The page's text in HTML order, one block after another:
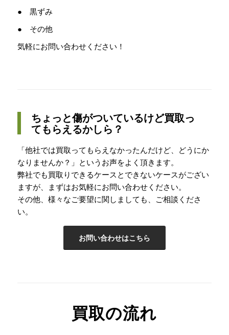
● 黒ずみ
● その他
気軽にお問い合わせください！
ちょっと傷がついているけど買取っ
てもらえるかしら？
「他社では買取ってもらえなかったんだけど、どうにか
なりませんか？」というお声をよく頂きます。
弊社でも買取りできるケースとできないケースがござい
ますが、まずはお気軽にお問い合わせください。
その他、様々なご要望に関しましても、ご相談くださ
い。
お問い合わせはこちら
買取の流れ